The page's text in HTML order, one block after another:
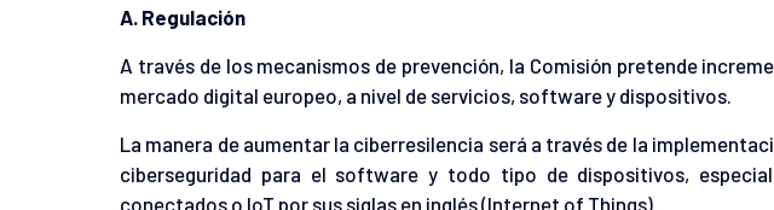
A. Regulación
A través de los mecanismos de prevención, la Comisión pretende
mercado digital europeo, a nivel de servicios, software y dispositivos.
La manera de aumentar la ciberresilencia será a través de la
ciberseguridad para el software y todo tipo de dispositivos,
conectados o IoT por sus siglas en inglés (Internet of Things).